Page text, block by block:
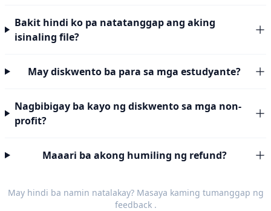
Bakit hindi ko pa natatanggap ang aking
isinaling file?
May diskwento ba para sa mga estudyante?
Nagbibigay ba kayo ng diskwento sa mga non-
profit?
Maaari ba akong humiling ng refund?
May hindi ba namin natalakay? Masaya kaming tumanggap ng
feedback.